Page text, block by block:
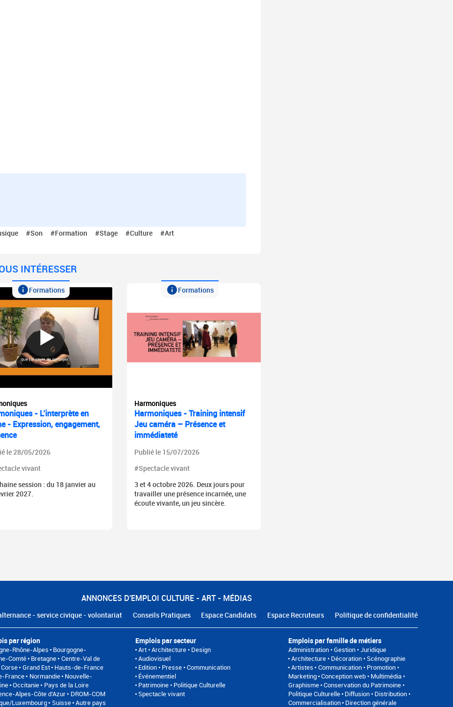
#Son #Formation #Stage #Culture #Art
INTÉRESSER
Formations
- L’interprète en
- Expression, engagement,
le 28/05/2026
vivant
session : du 18 janvier au
2027.
Formations
Harmoniques
Harmoniques - Training intensif
Jeu caméra – Présence et
immédiateté
Publié le 15/07/2026
#Spectacle vivant
3 et 4 octobre 2026. Deux jours pour
travailler une présence incarnée, une
écoute vivante, un jeu sincère.
ANNONCES D'EMPLOI CULTURE - ART - MÉDIAS
- service civique - volontariat Conseils Pratiques Espace Candidats Espace Recruteurs Politique de confidentialité
par région
Rhône-Alpes
Bourgogne-
Comté Bretagne Centre-Val de
Corse Grand Est Hauts-de-France
France
Normandie Nouvelle-
Occitanie
Pays de la Loire
Alpes-Côte d'Azur
DROM-COM
Luxembourg
Suisse Autre pays
Emplois par secteur
Art • Architecture • Design
Audiovisuel
Edition • Presse • Communication
Événementiel
Patrimoine • Politique Culturelle
Spectacle vivant
Emplois par famille de métiers
Administration • Gestion • Juridique
Architecture • Décoration • Scénographie
Artistes
Communication • Promotion •
Marketing Conception web • Multimédia •
Graphisme Conservation du Patrimoine •
Politique Culturelle Diffusion • Distribution •
Commercialisation Direction générale